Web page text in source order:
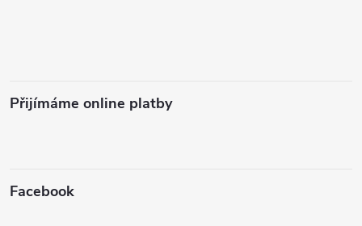
Přijímáme online platby
Facebook